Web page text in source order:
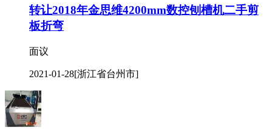
转让2018年金思维4200mm数控刨槽机二手剪
板折弯
面议
2021-01-28[浙江省台州市]